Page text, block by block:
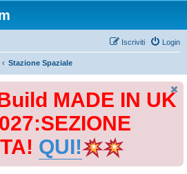
Login
Iscriviti
Stazione Spaziale
MADE IN UK
QUI!